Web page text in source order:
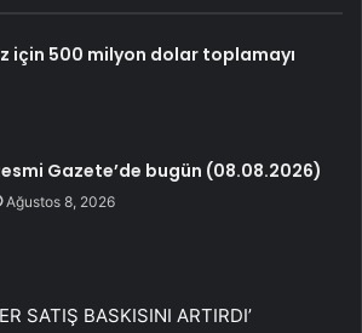
için 500 milyon dolar toplamayı
Gazete’de bugün (08.08.2026)
Ağustos 8, 2026
SATIŞ BASKISINI ARTIRDI’